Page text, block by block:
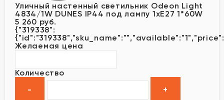
Уличный настенный светильник Odeon Light
4834/1W DUNES IP44 под лампу 1xE27 1*60W
5 260 руб.
{"319338":
Желаемая цена
Количество